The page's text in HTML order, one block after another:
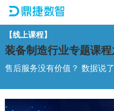
【线上课程】
装备制造行业专题课
售后服务没有价值？ 数据说了